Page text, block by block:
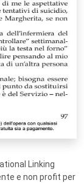
Linking
e non profit per